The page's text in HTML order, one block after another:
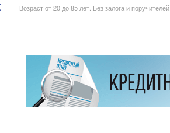
Возраст от 20 до 85 лет. Без залога и поручителей.